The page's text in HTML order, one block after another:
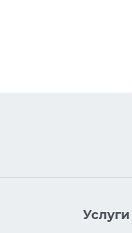
Услуги